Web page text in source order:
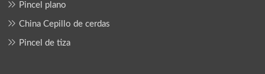
Pincel plano
China Cepillo de cerdas
Pincel de tiza